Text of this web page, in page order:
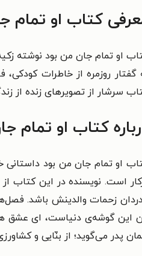
کتاب او تمام
او تمام جان من بود نوشته‌
گفتار روزمره از خاطرات
سرشار از تصویرهای زنده از
کتاب او تمام
او تمام جان من بود
است. نویسنده در این کتاب
زحمات والدینش باشد.
این گوشه‌ی دنیاست، ای عشق
پدر می‌گوید؛ از بنّایی و